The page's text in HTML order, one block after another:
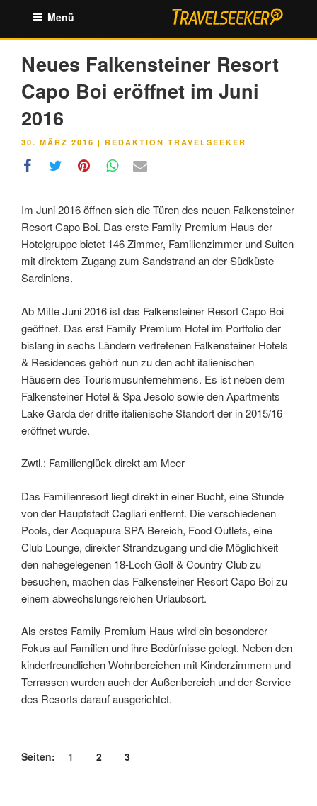
springen
Menü
Neues Falkensteiner Resort
Capo Boi eröffnet im Juni
2016
VERÖFFENTLICHT
30. MÄRZ 2016 | REDAKTION TRAVELSEEKER
Im Juni 2016 öffnen sich die Türen des neuen Falkensteiner
Resort Capo Boi. Das erste Family Premium Haus der
Hotelgruppe bietet 146 Zimmer, Familienzimmer und Suiten
mit direktem Zugang zum Sandstrand an der Südküste
Sardiniens.
Ab Mitte Juni 2016 ist das Falkensteiner Resort Capo Boi
geöffnet. Das erst Family Premium Hotel im Portfolio der
bislang in sechs Ländern vertretenen Falkensteiner Hotels
& Residences gehört nun zu den acht italienischen
Häusern des Tourismusunternehmens. Es ist neben dem
Falkensteiner Hotel & Spa Jesolo sowie den Apartments
Lake Garda der dritte italienische Standort der in 2015/16
eröffnet wurde.
Zwtl.: Familienglück direkt am Meer
Das Familienresort liegt direkt in einer Bucht, eine Stunde
von der Hauptstadt Cagliari entfernt. Die verschiedenen
Pools, der Acquapura SPA Bereich, Food Outlets, eine
Club Lounge, direkter Strandzugang und die Möglichkeit
den nahegelegenen 18-Loch Golf & Country Club zu
besuchen, machen das Falkensteiner Resort Capo Boi zu
einem abwechslungsreichen Urlaubsort.
Als erstes Family Premium Haus wird ein besonderer
Fokus auf Familien und ihre Bedürfnisse gelegt. Neben den
kinderfreundlichen Wohnbereichen mit Kinderzimmern und
Terrassen wurden auch der Außenbereich und der Service
des Resorts darauf ausgerichtet.
Seiten: 1 2 3